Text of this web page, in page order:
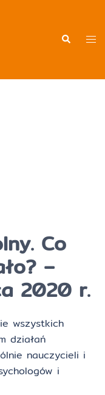
Co
–
2020 r.
wszystkich
działań
nauczycieli i
i